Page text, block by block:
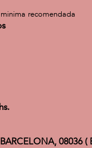
recomendada
08036